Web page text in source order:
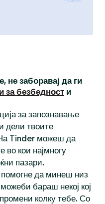
не заборавај да ги
за безбедност и
за запознавање
дели твоите
Tinder можеш да
во кои најмногу
пазари.
помогне да минеш низ
бараш некој кој
колку тебе. Со